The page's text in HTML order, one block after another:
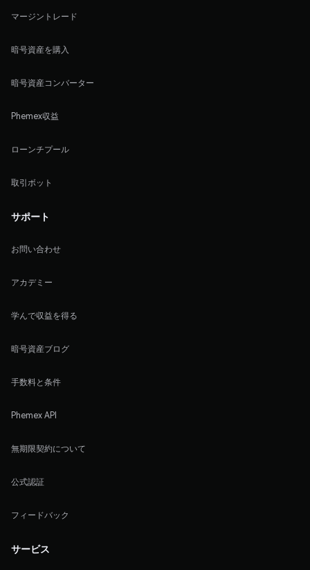
マージントレード
暗号資産を購入
暗号資産コンバーター
Phemex収益
ローンチプール
取引ボット
サポート
お問い合わせ
アカデミー
学んで収益を得る
暗号資産ブログ
手数料と条件
Phemex API
無期限契約について
公式認証
フィードバック
サービス